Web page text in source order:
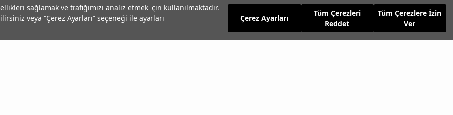
sağlamak ve trafiğimizi analiz etmek için kullanılmaktadır.
veya “Çerez Ayarları” seçeneği ile ayarları
Çerez Ayarları
Tüm Çerezleri
Reddet
Tüm Çerezlere İzin
Ver